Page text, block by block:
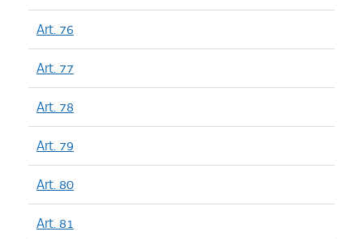
Art. 76
Art. 77
Art. 78
Art. 79
Art. 80
Art. 81